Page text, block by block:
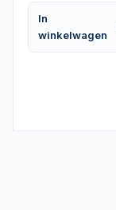
In
winkelwagen